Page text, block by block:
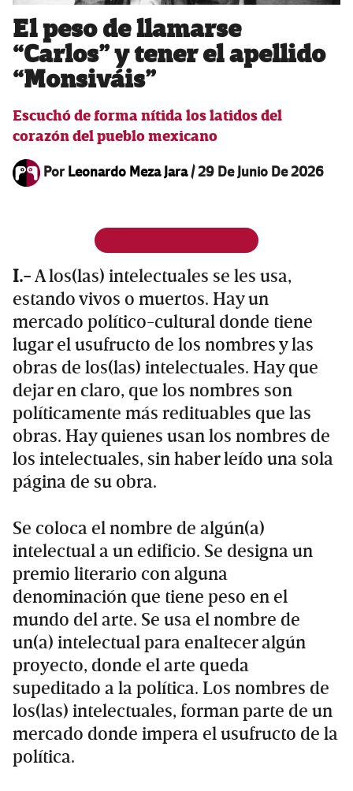
El peso de llamarse
“Carlos” y tener el apellido
“Monsiváis”
Escuchó de forma nítida los latidos del
corazón del pueblo mexicano
PorLeonardo Meza Jara/29 De Junio De 2026
I.-A los(las) intelectuales se les usa,
estando vivos o muertos. Hay un
mercado político-cultural donde tiene
lugar el usufructo de los nombres y las
obras de los(las) intelectuales. Hay que
dejar en claro, que los nombres son
políticamente más redituables que las
obras. Hay quienes usan los nombres de
los intelectuales, sin haber leído una sola
página de su obra.
Se coloca el nombre de algún(a)
intelectual a un edificio. Se designa un
premio literario con alguna
denominación que tiene peso en el
mundo del arte. Se usa el nombre de
un(a) intelectual para enaltecer algún
proyecto, donde el arte queda
supeditado a la política. Los nombres de
los(las) intelectuales, forman parte de un
mercado donde impera el usufructo de la
política.